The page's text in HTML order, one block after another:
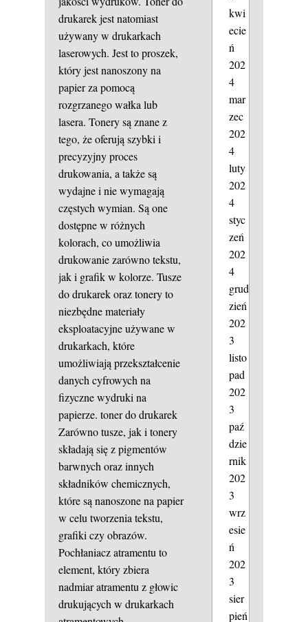
drukarek jest natomiast
używany w drukarkach
laserowych. Jest to proszek,
który jest nanoszony na
papier za pomocą
rozgrzanego wałka lub
lasera. Tonery są znane z
tego, że oferują szybki i
precyzyjny proces
drukowania, a także są
wydajne i nie wymagają
częstych wymian. Są one
dostępne w różnych
kolorach, co umożliwia
drukowanie zarówno tekstu,
jak i grafik w kolorze. Tusze
do drukarek oraz tonery to
niezbędne materiały
eksploatacyjne używane w
drukarkach, które
umożliwiają przekształcenie
danych cyfrowych na
fizyczne wydruki na
papierze. toner do drukarek
Zarówno tusze, jak i tonery
składają się z pigmentów
barwnych oraz innych
składników chemicznych,
które są nanoszone na papier
w celu tworzenia tekstu,
grafiki czy obrazów.
Pochłaniacz atramentu to
element, który zbiera
nadmiar atramentu z głowic
drukujących w drukarkach
kwi
ecie
ń
202
4
mar
zec
202
4
luty
202
4
styc
zeń
202
4
grud
zień
202
3
listo
pad
202
3
paź
dzie
rnik
202
3
wrz
esie
ń
202
3
sier
pień